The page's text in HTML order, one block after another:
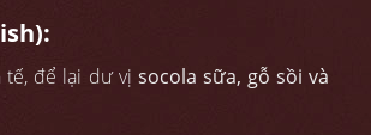
tế, để lại dư vị socola sữa, gỗ sồi và